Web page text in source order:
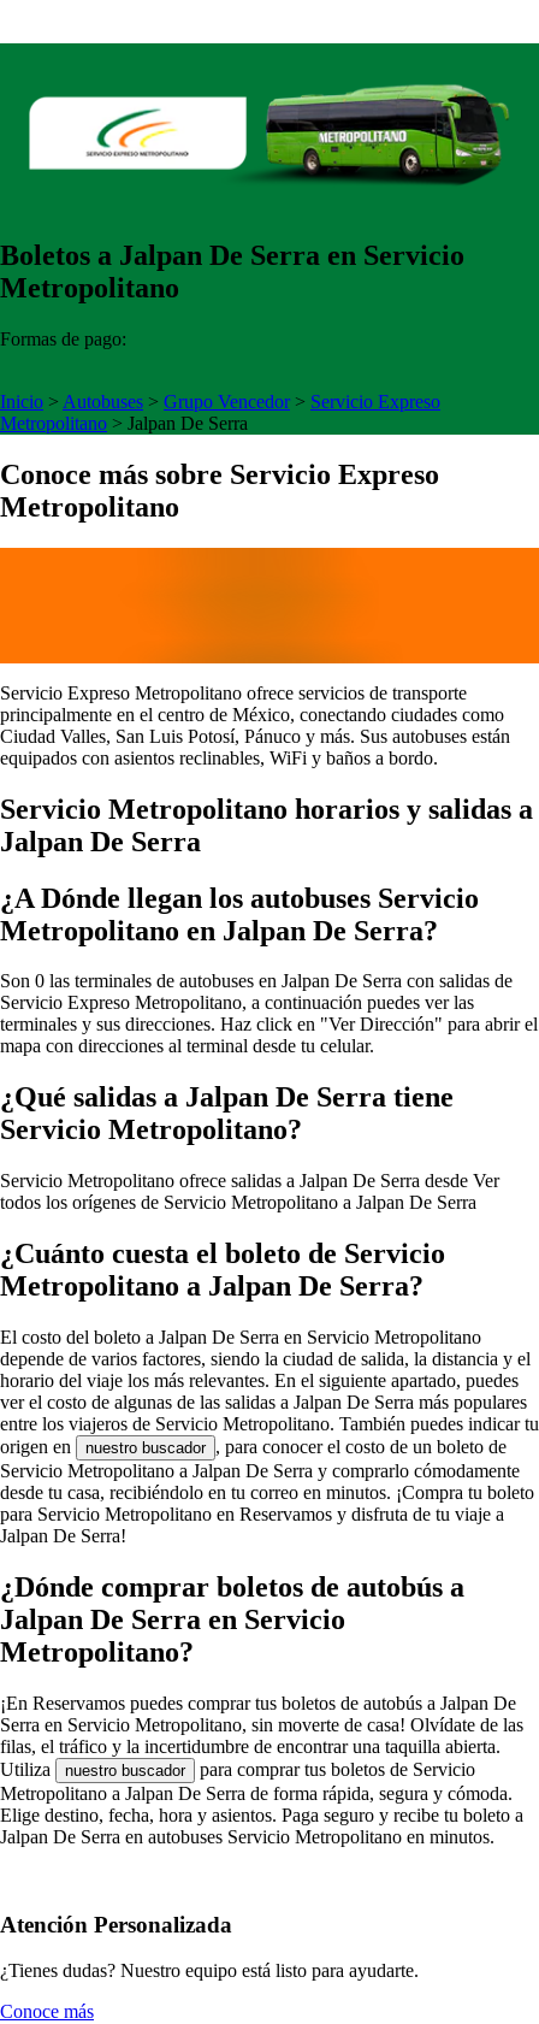
Boletos a Jalpan De Serra en Servicio
Metropolitano
Formas de pago:
Inicio > Autobuses > Grupo Vencedor> Servicio Expreso
Metropolitano > Jalpan De Serra
Conoce más sobre Servicio Expreso
Metropolitano
Servicio Expreso Metropolitano ofrece servicios de transporte
principalmente en el centro de México, conectando ciudades como
Ciudad Valles, San Luis Potosí, Pánuco y más. Sus autobuses están
equipados con asientos reclinables, WiFi y baños a bordo.
Servicio Metropolitano horarios y salidas a
Jalpan De Serra
¿A Dónde llegan los autobuses Servicio
Metropolitano en Jalpan De Serra?
Son 0 las terminales de autobuses en Jalpan De Serra con salidas de
Servicio Expreso Metropolitano, a continuación puedes ver las
terminales y sus direcciones. Haz click en "Ver Dirección" para abrir el
mapa con direcciones al terminal desde tu celular.
¿Qué salidas a Jalpan De Serra tiene
Servicio Metropolitano?
Servicio Metropolitano ofrece salidas a Jalpan De Serra desde Ver
todos los orígenes de Servicio Metropolitano a Jalpan De Serra
¿Cuánto cuesta el boleto de Servicio
Metropolitano a Jalpan De Serra?
El costo del boleto a Jalpan De Serra en Servicio Metropolitano
depende de varios factores, siendo la ciudad de salida, la distancia y el
horario del viaje los más relevantes. En el siguiente apartado, puedes
ver el costo de algunas de las salidas a Jalpan De Serra más populares
entre los viajeros de Servicio Metropolitano. También puedes indicar tu
origen en
nuestro buscador , para conocer el costo de un boleto de
Servicio Metropolitano a Jalpan De Serra y comprarlo cómodamente
desde tu casa, recibiéndolo en tu correo en minutos. ¡Compra tu boleto
para Servicio Metropolitano en Reservamos y disfruta de tu viaje a
Jalpan De Serra!
¿Dónde comprar boletos de autobús a
Jalpan De Serra en Servicio
Metropolitano?
¡En Reservamos puedes comprar tus boletos de autobús a Jalpan De
Serra en Servicio Metropolitano, sin moverte de casa! Olvídate de las
filas, el tráfico y la incertidumbre de encontrar una taquilla abierta.
Utiliza
nuestro buscador
para comprar tus boletos de Servicio
Metropolitano a Jalpan De Serra de forma rápida, segura y cómoda.
Elige destino, fecha, hora y asientos. Paga seguro y recibe tu boleto a
Jalpan De Serra en autobuses Servicio Metropolitano en minutos.
Atención Personalizada
¿Tienes dudas? Nuestro equipo está listo para ayudarte.
Conoce más